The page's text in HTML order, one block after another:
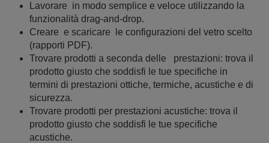
Lavorare in modo semplice e veloce utilizzando la
funzionalità drag-and-drop.
Creare e scaricare le configurazioni del vetro scelto
(rapporti PDF).
Trovare prodotti a seconda delle prestazioni: trova il
prodotto giusto che soddisfi le tue specifiche in
termini di prestazioni ottiche, termiche, acustiche e di
sicurezza.
Trovare prodotti per prestazioni acustiche: trova il
prodotto giusto che soddisfi le tue specifiche
acustiche.